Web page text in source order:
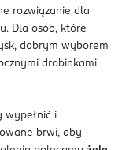
rozwiązanie dla
Dla osób, które
dobrym wyborem
drobinkami.
wypełnić i
brwi, aby